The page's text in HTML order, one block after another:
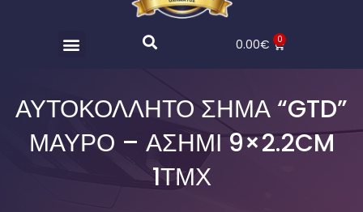
0.00€ 0
ΑΥΤΟΚΌΛΛΗΤΟ ΣΉΜΑ “GTD”
ΜΑΎΡΟ – ΑΣΗΜΊ 9×2.2CM
1ΤΜΧ